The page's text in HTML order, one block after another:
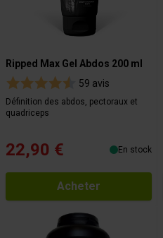
Ripped Max Gel Abdos 200 ml
59 avis
Définition des abdos, pectoraux et
quadriceps
22,90 € En stock
Acheter